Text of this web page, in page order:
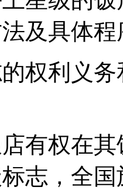
及具体
权利义
有权在
志，全